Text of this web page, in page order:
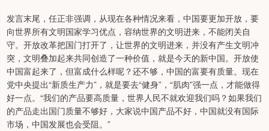
发言末尾，任正非强调，从现在各种情况来看，中国要更加开放，要
向世界所有文明国家学习优点，容纳世界的文明进来，不能闭关自
守。开放改革把国门打开了，让世界的文明进来，并没有产生文明冲
突，文明叠加起来共同创造了一种价值，就是今天的新中国。开放使
中国富起来了，但富成什么样呢？还不够，中国的富要有质量。现在
党中央提出“新质生产力”，就是要去“健身”，“肌肉”强一点，才能做得
好一点。“我们的产品要高质量，世界人民不就欢迎我们吗？如果我们
的产品走出国门质量不够好，大家说中国产品不好，中国就没有国际
市场，中国发展也会受阻。”